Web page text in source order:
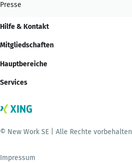
Presse
Hilfe & Kontakt
Mitgliedschaften
Hauptbereiche
Services
© New Work SE | Alle Rechte vorbehalten
Impressum